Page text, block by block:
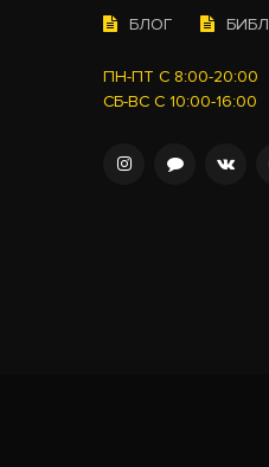
БЛОГ
ПН-ПТ С 8:00-20:00
СБ-ВС С 10:00-16:00